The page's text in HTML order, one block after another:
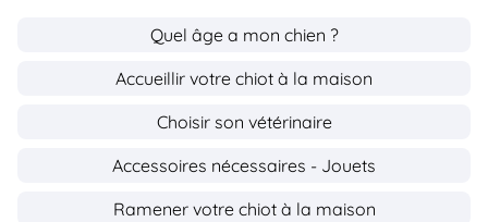
Quel âge a mon chien ?
Accueillir votre chiot à la maison
Choisir son vétérinaire
Accessoires nécessaires - Jouets
Ramener votre chiot à la maison